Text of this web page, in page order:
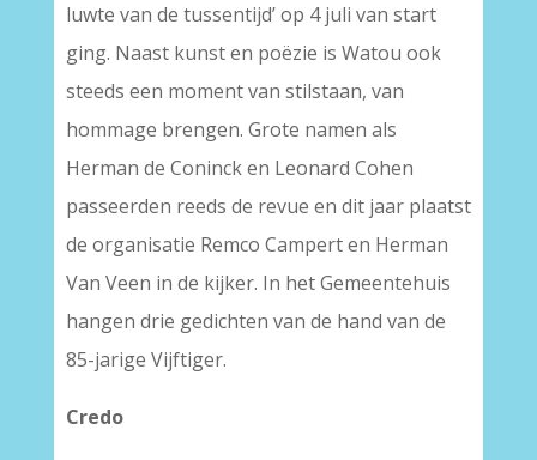
luwte van de tussentijd’ op 4 juli van start
ging. Naast kunst en poëzie is Watou ook
steeds een moment van stilstaan, van
hommage brengen. Grote namen als
Herman de Coninck en Leonard Cohen
passeerden reeds de revue en dit jaar plaatst
de organisatie Remco Campert en Herman
Van Veen in de kijker. In het Gemeentehuis
hangen drie gedichten van de hand van de
85-jarige Vijftiger.
Credo